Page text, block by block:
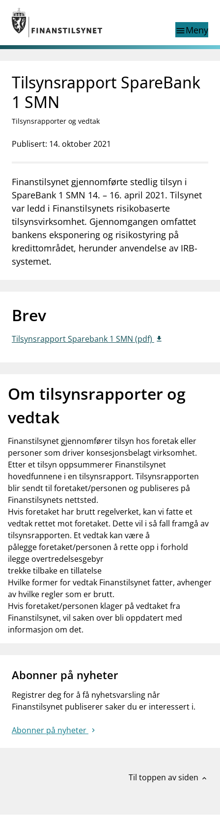
Gå til hovedinnhold
Gå til søkesiden
menuMeny
nettstedet
language
English
exist in English
Aktuelt
Finanstilsynets registre
businessOm Finanstilsynet
mail_outline Kontakt oss
work_outlineJobb hos oss
dashboardInformasjon for investorer
Tilsynsrapport SpareBank
1 SMN
Tilsynsrapporter og vedtak
Publisert: 14. oktober 2021
Finanstilsynet gjennomførte stedlig tilsyn i
SpareBank 1 SMN 14. – 16. april 2021. Tilsynet
var ledd i Finanstilsynets risikobaserte
tilsynsvirksomhet. Gjennomgangen omfattet
bankens eksponering og risikostyring på
kredittområdet, herunder anvendelse av IRB-
systemet.
Brev
Tilsynsrapport Sparebank 1 SMN (pdf)
Om tilsynsrapporter og
vedtak
Finanstilsynet gjennomfører tilsyn hos foretak eller
personer som driver konsesjonsbelagt virksomhet.
Etter et tilsyn oppsummerer Finanstilsynet
hovedfunnene i en tilsynsrapport. Tilsynsrapporten
blir sendt til foretaket/personen og publiseres på
Finanstilsynets nettsted.
Hvis foretaket har brutt regelverket, kan vi fatte et
vedtak rettet mot foretaket. Dette vil i så fall framgå av
tilsynsrapporten. Et vedtak kan være å
pålegge foretaket/personen å rette opp i forhold
ilegge overtredelsesgebyr
trekke tilbake en tillatelse
Hvilke former for vedtak Finanstilsynet fatter, avhenger
av hvilke regler som er brutt.
Hvis foretaket/personen klager på vedtaket fra
Finanstilsynet, vil saken over bli oppdatert med
informasjon om det.
Abonner på nyheter
Registrer deg for å få nyhetsvarsling når
Finanstilsynet publiserer saker du er interessert i.
Abonner på nyheter
Til toppen av siden expand_less